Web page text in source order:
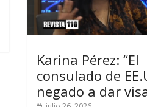
Karina Pérez: “El
consulado de
negado a dar